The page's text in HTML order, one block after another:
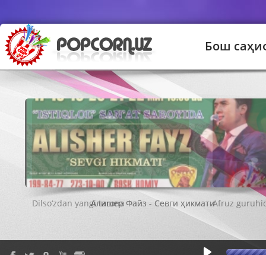
Бош
Алишер Файз - Севги ҳикмати